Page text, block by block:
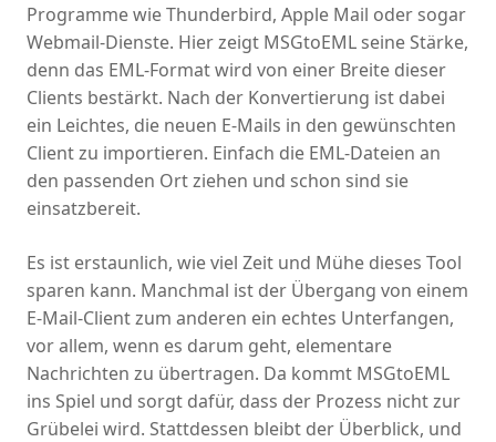
Programme wie Thunderbird, Apple Mail oder sogar
Webmail-Dienste. Hier zeigt MSGtoEML seine Stärke,
denn das EML-Format wird von einer Breite dieser
Clients bestärkt. Nach der Konvertierung ist dabei
ein Leichtes, die neuen E-Mails in den gewünschten
Client zu importieren. Einfach die EML-Dateien an
den passenden Ort ziehen und schon sind sie
einsatzbereit.
Es ist erstaunlich, wie viel Zeit und Mühe dieses Tool
sparen kann. Manchmal ist der Übergang von einem
E-Mail-Client zum anderen ein echtes Unterfangen,
vor allem, wenn es darum geht, elementare
Nachrichten zu übertragen. Da kommt MSGtoEML
ins Spiel und sorgt dafür, dass der Prozess nicht zur
Grübelei wird. Stattdessen bleibt der Überblick, und